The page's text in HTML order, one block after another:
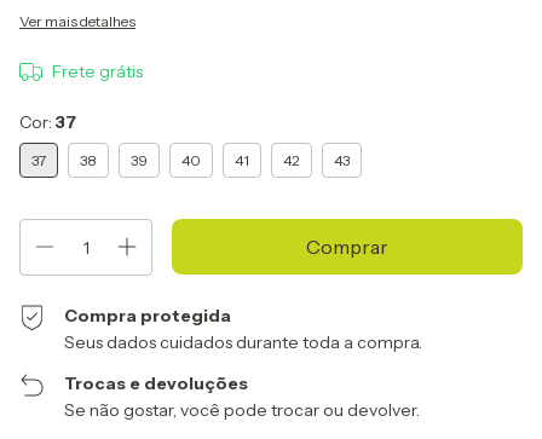
Ver mais detalhes
Frete grátis
Cor: 37
37 38 39 40 41 42 43
Compra protegida
Seus dados cuidados durante toda a compra.
Trocas e devoluções
Se não gostar, você pode trocar ou devolver.